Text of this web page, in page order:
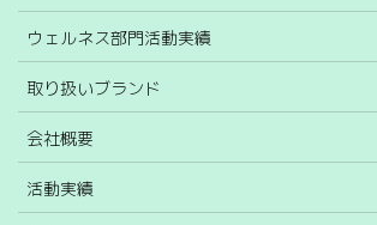
ウェルネス部門活動実績
取り扱いブランド
会社概要
活動実績